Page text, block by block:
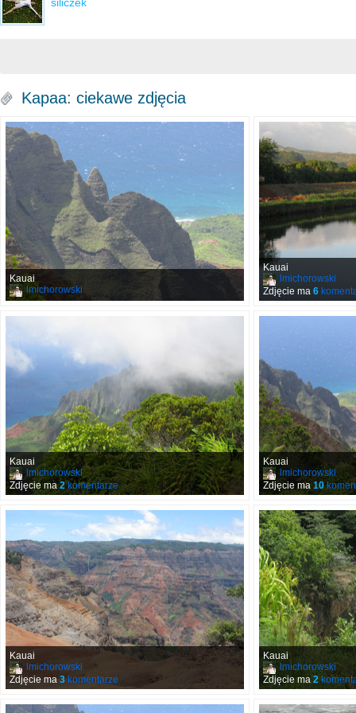
Kapaa: ciekawe zdjęcia
Kauai
lmichorowski
Kauai
lmichorowski
Zdjęcie ma 6
Kauai
lmichorowski
Zdjęcie ma2komentarze
Kauai
lmichorowski
Zdjęcie ma 10
Kauai
lmichorowski
Zdjęcie ma 3 komentarze
Kauai
lmichorowski
Zdjęcie ma 2